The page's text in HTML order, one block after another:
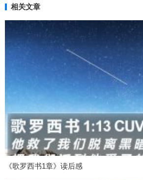
相关文章
《歌罗西书1章》读后感